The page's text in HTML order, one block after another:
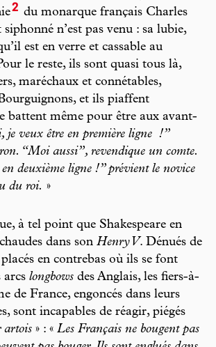
2 du monarque français Charles
n’est pas venu : sa lubie,
est en verre et cassable au
le reste, ils sont quasi tous là,
maréchaux et connétables,
et ils piaffent
battent même pour être aux avant-
je veux être en première ligne !”
“Moi aussi”, revendique un comte.
en deuxième ligne !” prévient le novice
du roi. »
à tel point que Shakespeare en
dans son Henry V. Dénués de
en contrebas où ils se font
arcs longbows des Anglais, les fiers-à-
de France, engoncés dans leurs
sont incapables de réagir, piégés
artois » : « Les Français ne bougent pas